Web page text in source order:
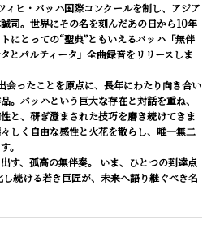
ヒ・バッハ国際コンクールを制し、アジア
司。世界にその名を刻んだあの日から10年
にとっての“聖典”ともいえるバッハ「無伴
とパルティータ」全曲録音をリリースしま
会ったことを原点に、長年にわたり向き合い
。バッハという巨大な存在と対話を重ね、
と、研ぎ澄まされた技巧を磨き続けてきま
しく自由な感性と火花を散らし、唯一無二
。
す、孤高の無伴奏。 いま、ひとつの到達点
続ける若き巨匠が、未来へ語り継ぐべき名